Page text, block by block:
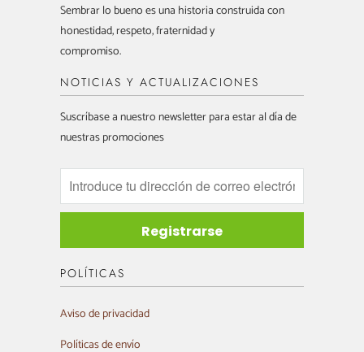
Sembrar lo bueno es una historia construida con
honestidad, respeto, fraternidad y
compromiso.
NOTICIAS Y ACTUALIZACIONES
Suscríbase a nuestro newsletter para estar al día de
nuestras promociones
POLÍTICAS
Aviso de privacidad
Políticas de envío